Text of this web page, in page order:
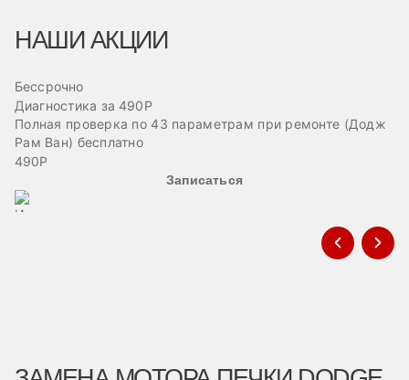
НАШИ АКЦИИ
Бессрочно
Диагностика за 490Р
Полная проверка по 43 параметрам при ремонте (Додж
Рам Ван) бесплатно
490Р
Записаться